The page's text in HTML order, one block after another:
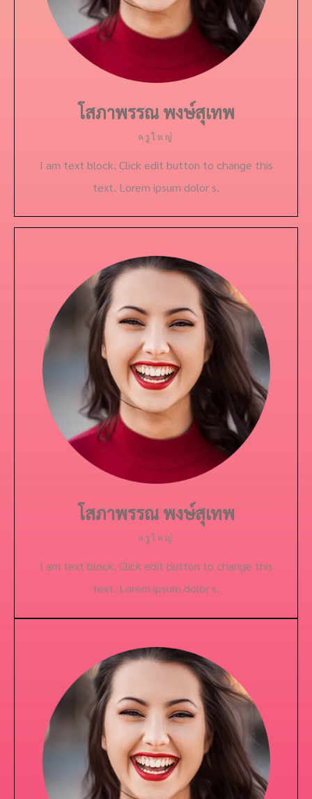
โสภาพรรณ พงษ์สุเทพ
ครูใหญ่
I am text block. Click edit button to change this
text. Lorem ipsum dolor s.
โสภาพรรณ พงษ์สุเทพ
ครูใหญ่
I am text block. Click edit button to change this
text. Lorem ipsum dolor s.